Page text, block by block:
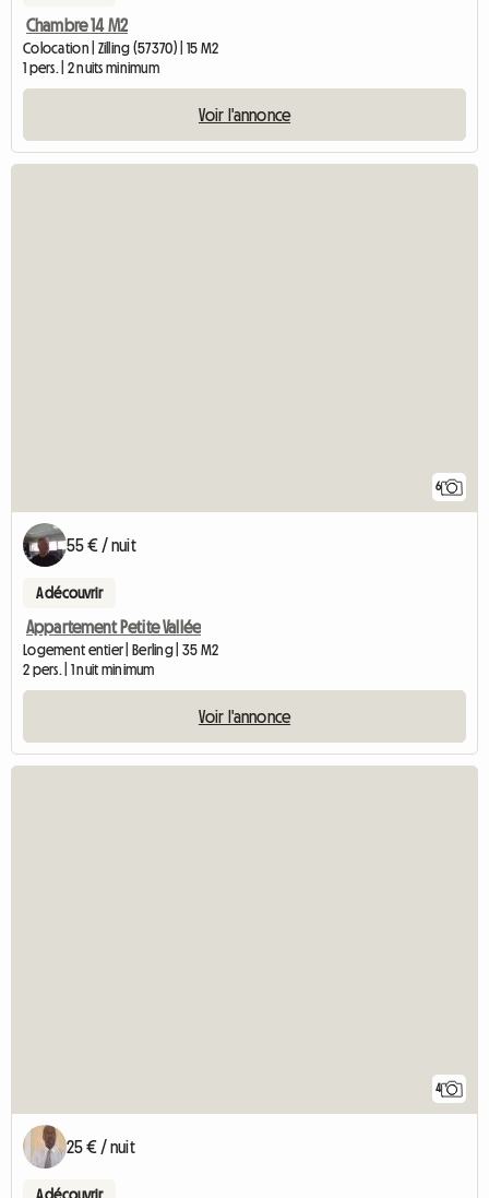
Chambre 14 M2
Colocation | Zilling (57370) | 15 M2
1 pers. | 2 nuits minimum
Voir l'annonce
6
55 € / nuit
A découvrir
Appartement Petite Vallée
Logement entier | Berling | 35 M2
2 pers. | 1 nuit minimum
Voir l'annonce
4
25 € / nuit